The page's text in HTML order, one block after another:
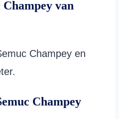
Champey van
Champey en
Champey